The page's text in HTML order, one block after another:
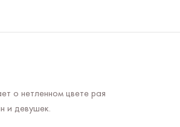
о нетленном цвете рая
и девушек.